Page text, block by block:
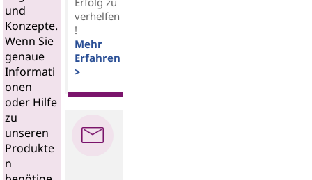
und
Konzepte.
Wenn Sie
genaue
Informati
onen
oder Hilfe
zu
unseren
Produkte
n
verhelfen
!
Mehr
Erfahren
>